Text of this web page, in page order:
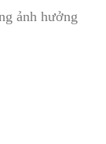
ảnh hưởng